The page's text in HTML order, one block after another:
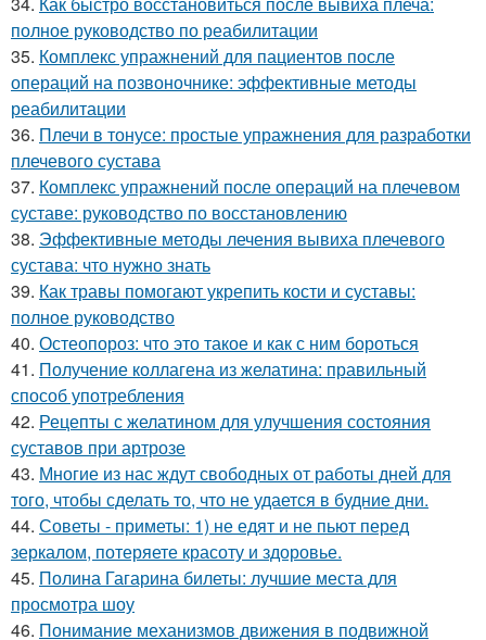
полное руководство по реабилитации
35. Комплекс упражнений для пациентов после
операций на позвоночнике: эффективные методы
реабилитации
36. Плечи в тонусе: простые упражнения для разработки
плечевого сустава
37. Комплекс упражнений после операций на плечевом
суставе: руководство по восстановлению
38. Эффективные методы лечения вывиха плечевого
сустава: что нужно знать
39. Как травы помогают укрепить кости и суставы:
полное руководство
40. Остеопороз: что это такое и как с ним бороться
41. Получение коллагена из желатина: правильный
способ употребления
42. Рецепты с желатином для улучшения состояния
суставов при артрозе
43. Многие из нас ждут свободных от работы дней для
того, чтобы сделать то, что не удается в будние дни.
44. Советы - приметы: 1) не едят и не пьют перед
зеркалом, потеряете красоту и здоровье.
45. Полина Гагарина билеты: лучшие места для
просмотра шоу
46. Понимание механизмов движения в подвижной